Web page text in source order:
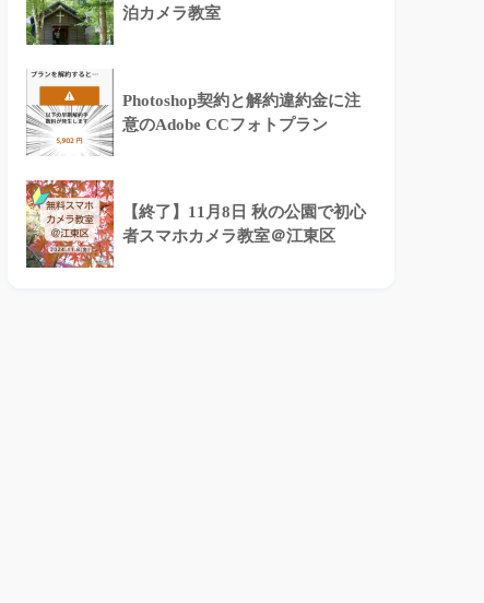
泊カメラ教室
Photoshop契約と解約違約金に注
意のAdobe CCフォトプラン
【終了】11月8日 秋の公園で初心
者スマホカメラ教室＠江東区